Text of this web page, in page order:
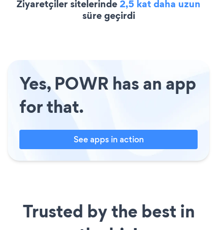
Ziyaretçiler sitelerinde2,5 kat daha uzun
süre geçirdi
Yes, POWR has an app
for that.
See apps in action
Trusted by the best in